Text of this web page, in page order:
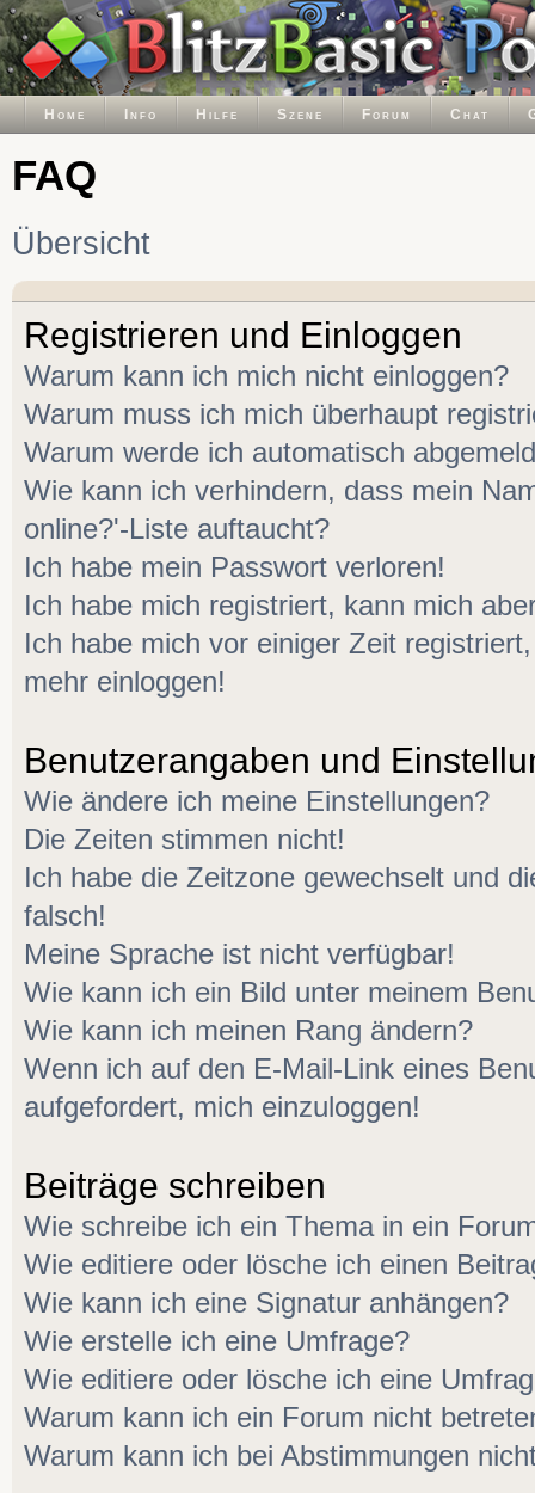
Home Info Hilfe Szene Forum Chat
FAQ
Übersicht
Registrieren und Einloggen
Warum kann ich mich nicht einloggen?
Warum muss ich mich überhaupt
Warum werde ich automatisch
Wie kann ich verhindern, dass mein
online?'-Liste auftaucht?
Ich habe mein Passwort verloren!
Ich habe mich registriert, kann mich
Ich habe mich vor einiger Zeit
mehr einloggen!
Benutzerangaben und
Wie ändere ich meine Einstellungen?
Die Zeiten stimmen nicht!
Ich habe die Zeitzone gewechselt und
falsch!
Meine Sprache ist nicht verfügbar!
Wie kann ich ein Bild unter meinem
Wie kann ich meinen Rang ändern?
Wenn ich auf den E-Mail-Link eines
aufgefordert, mich einzuloggen!
Beiträge schreiben
Wie schreibe ich ein Thema in ein
Wie editiere oder lösche ich einen
Wie kann ich eine Signatur anhängen?
Wie erstelle ich eine Umfrage?
Wie editiere oder lösche ich eine
Warum kann ich ein Forum nicht
Warum kann ich bei Abstimmungen